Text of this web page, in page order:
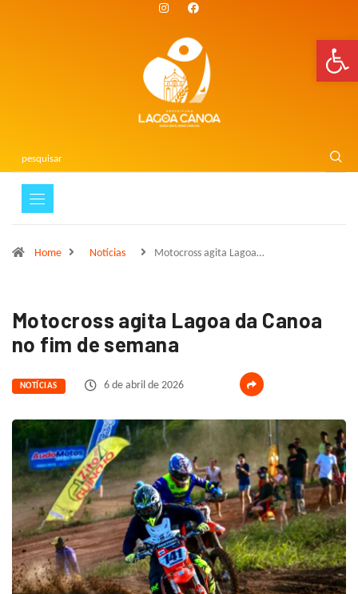
Home Notícias Motocross agita Lagoa…
Motocross agita Lagoa da Canoa
no fim de semana
NOTÍCIAS 6 de abril de 2026